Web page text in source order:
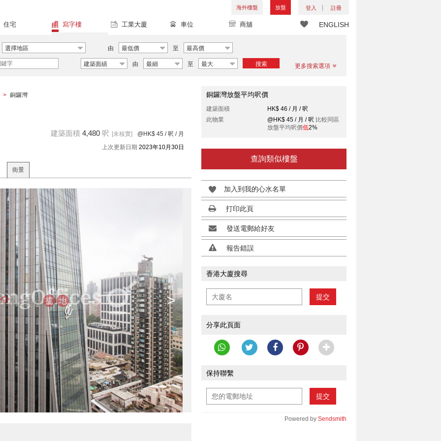
海外樓盤 放盤 登入 註冊
ENGLISH
住宅 寫字樓 工業大廈 車位 商舖
選擇地區 由 最低價 至 最高價
建築面績 由 最細 至 最大 搜索 更多搜索選項
> 銅鑼灣
建築面積 4,480 呎 [未核實] @HK$ 45 / 呎 / 月
上次更新日期 2023年10月30日
街景
>
銅鑼灣放盤平均呎價
建築面積
HK$ 46 / 月 / 呎
此物業
@HK$ 45 / 月 / 呎 比較同區
放盤平均呎價低2%
查詢類似樓盤
加入到我的心水名單
打印此頁
發送電郵給好友
報告錯誤
香港大廈搜尋
提交
分享此頁面
保持聯繫
提交
Powered by Sendsmith